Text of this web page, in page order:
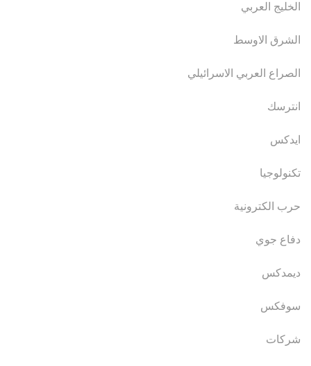
الخليج العربي
الشرق الاوسط
الصراع العربي الاسرائيلي
انترسك
ايدكس
تكنولوجيا
حرب الكترونية
دفاع جوي
ديمدكس
سوفكس
شركات